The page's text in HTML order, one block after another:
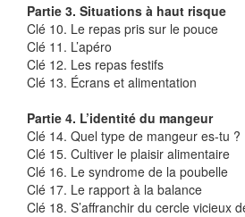
Partie 3. Situations à haut risque
Clé 10. Le repas pris sur le pouce
Clé 11. L’apéro
Clé 12. Les repas festifs
Clé 13. Écrans et alimentation
Partie 4. L’identité du mangeur
Clé 14. Quel type de mangeur es-tu ?
Clé 15. Cultiver le plaisir alimentaire
Clé 16. Le syndrome de la poubelle
Clé 17. Le rapport à la balance
Clé 18. S’affranchir du cercle vicieux